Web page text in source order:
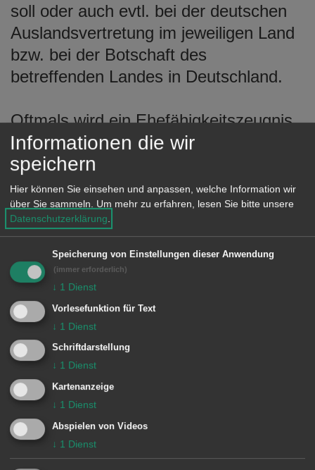
soll oder auch evtl. bei der deutschen
Auslandsvertretung im jeweiligen Land
bzw. bei der Botschaft des
betreffenden Landes in Deutschland.
Oftmals wird ein Ehefähigkeitszeugnis
(z.B. in Frankreich, Italien, Österreich,
Schweiz) gefordert, das Ihnen Ihr
zuständiges Wohnsitzstandesamt
ausstellen kann. Für die Beantragung
eines Ehefähigkeitszeugnisses sind die
gleichen Nachweise vorzulegen, wie
wenn Sie hier heiraten würden.
Namen in der Ehe
Im nachfolgenden Erklärvideo werden
die Möglichkeiten über die
Namensführung in der Ehe nach
deutschem Recht ab 1. Mai 2025 näher
erläutert.
Informationen die wir
speichern
Hier können Sie einsehen und anpassen, welche Information wir
über Sie sammeln.
Um mehr zu erfahren, lesen Sie bitte unsere
Datenschutzerklärung
Speicherung von Einstellungen dieser Anwendung
(immer erforderlich)
↓ 1 Dienst
Vorlesefunktion für Text
↓ 1 Dienst
Schriftdarstellung
↓ 1 Dienst
Kartenanzeige
↓ 1 Dienst
Abspielen von Videos
↓ 1 Dienst